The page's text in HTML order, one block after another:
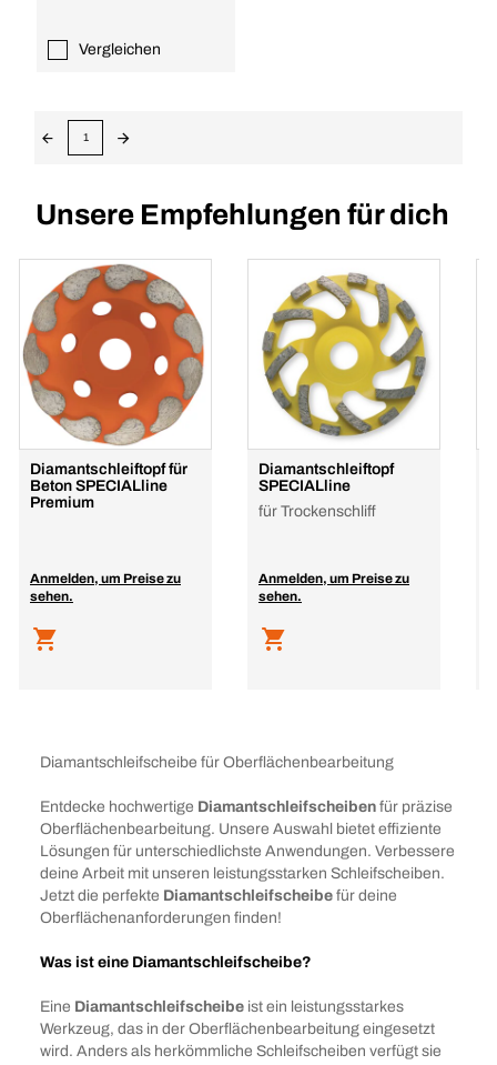
Vergleichen
1
Unsere Empfehlungen für dich
Diamantschleiftopf für
Beton SPECIALline
Premium
Anmelden, um Preise zu
sehen.
Diamantschleiftopf
SPECIALline
für Trockenschliff
Anmelden, um Preise zu
sehen.
Diamantschleifscheibe für Oberflächenbearbeitung
Entdecke hochwertige Diamantschleifscheiben für präzise
Oberflächenbearbeitung. Unsere Auswahl bietet effiziente
Lösungen für unterschiedlichste Anwendungen. Verbessere
deine Arbeit mit unseren leistungsstarken Schleifscheiben.
Jetzt die perfekte Diamantschleifscheibe für deine
Oberflächenanforderungen finden!
Was ist eine Diamantschleifscheibe?
Eine Diamantschleifscheibe ist ein leistungsstarkes
Werkzeug, das in der Oberflächenbearbeitung eingesetzt
wird. Anders als herkömmliche Schleifscheiben verfügt sie